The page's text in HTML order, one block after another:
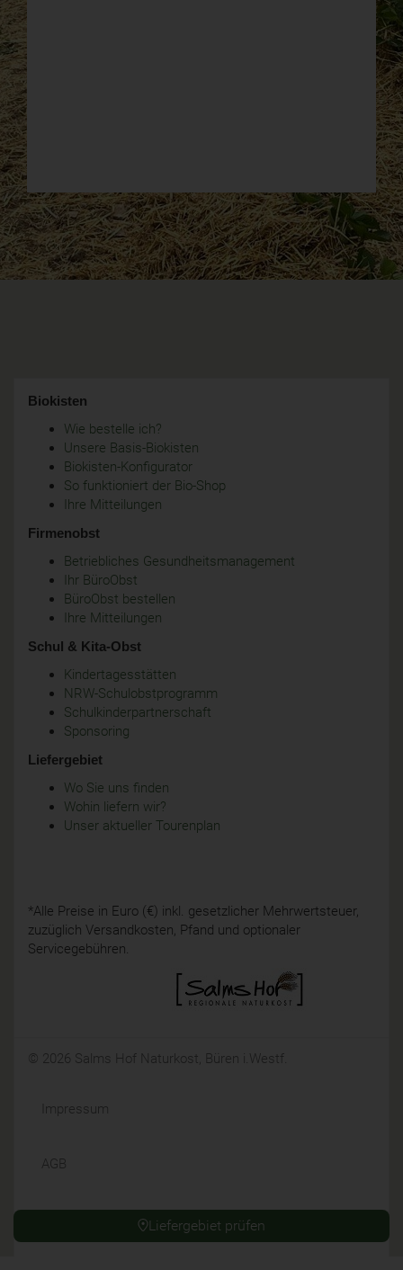
Liefergebiet prüfen
Biokisten
Wie bestelle ich?
Unsere Basis-Biokisten
Biokisten-Konfigurator
So funktioniert der Bio-Shop
Ihre Mitteilungen
Firmenobst
Betriebliches Gesundheitsmanagement
Ihr BüroObst
BüroObst bestellen
Ihre Mitteilungen
Schul & Kita-Obst
Kindertagesstätten
NRW-Schulobstprogramm
Schulkinderpartnerschaft
Sponsoring
Liefergebiet
Wo Sie uns finden
Wohin liefern wir?
Unser aktueller Tourenplan
*Alle Preise in Euro (€) inkl. gesetzlicher Mehrwertsteuer,
zuzüglich Versandkosten, Pfand und optionaler
Servicegebühren.
© 2026 Salms Hof Naturkost, Büren i.Westf.
Impressum
AGB